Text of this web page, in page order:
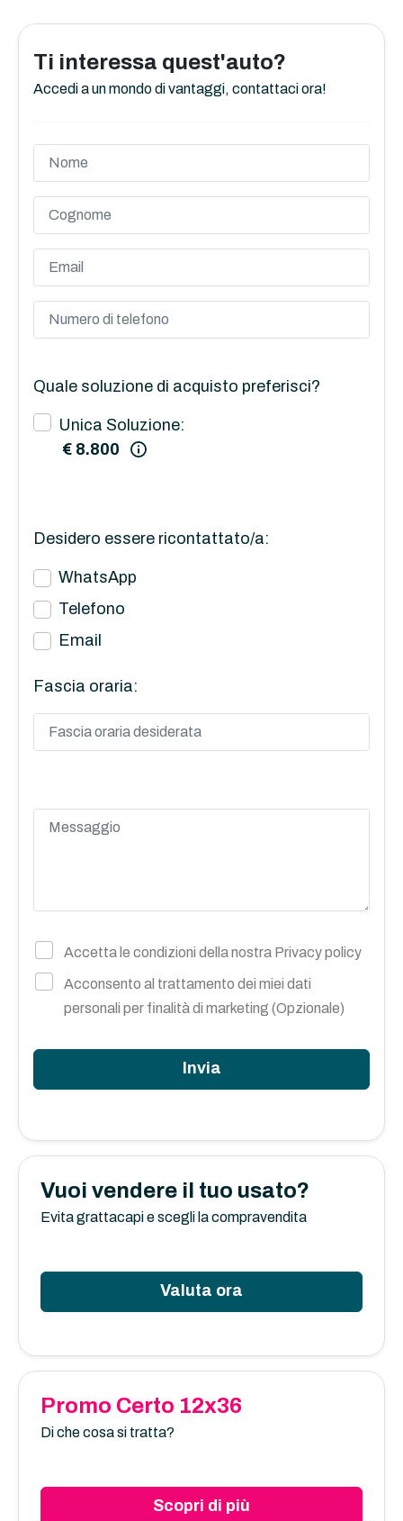
Vuoi vendere il tuo usato?
Evita grattacapi e scegli la compravendita
Valuta ora
Promo Certo 12x36
Di che cosa si tratta?
Scopri di più
Ti interessa quest'auto?
Accedi a un mondo di vantaggi, contattaci ora!
Quale soluzione di acquisto preferisci?
Unica Soluzione:
€ 8.800
Desidero essere ricontattato/a:
WhatsApp
Telefono
Email
Fascia oraria:
Accetta le condizioni della nostra Privacy policy
Acconsento al trattamento dei miei dati
personali per finalità di marketing (Opzionale)
Invia